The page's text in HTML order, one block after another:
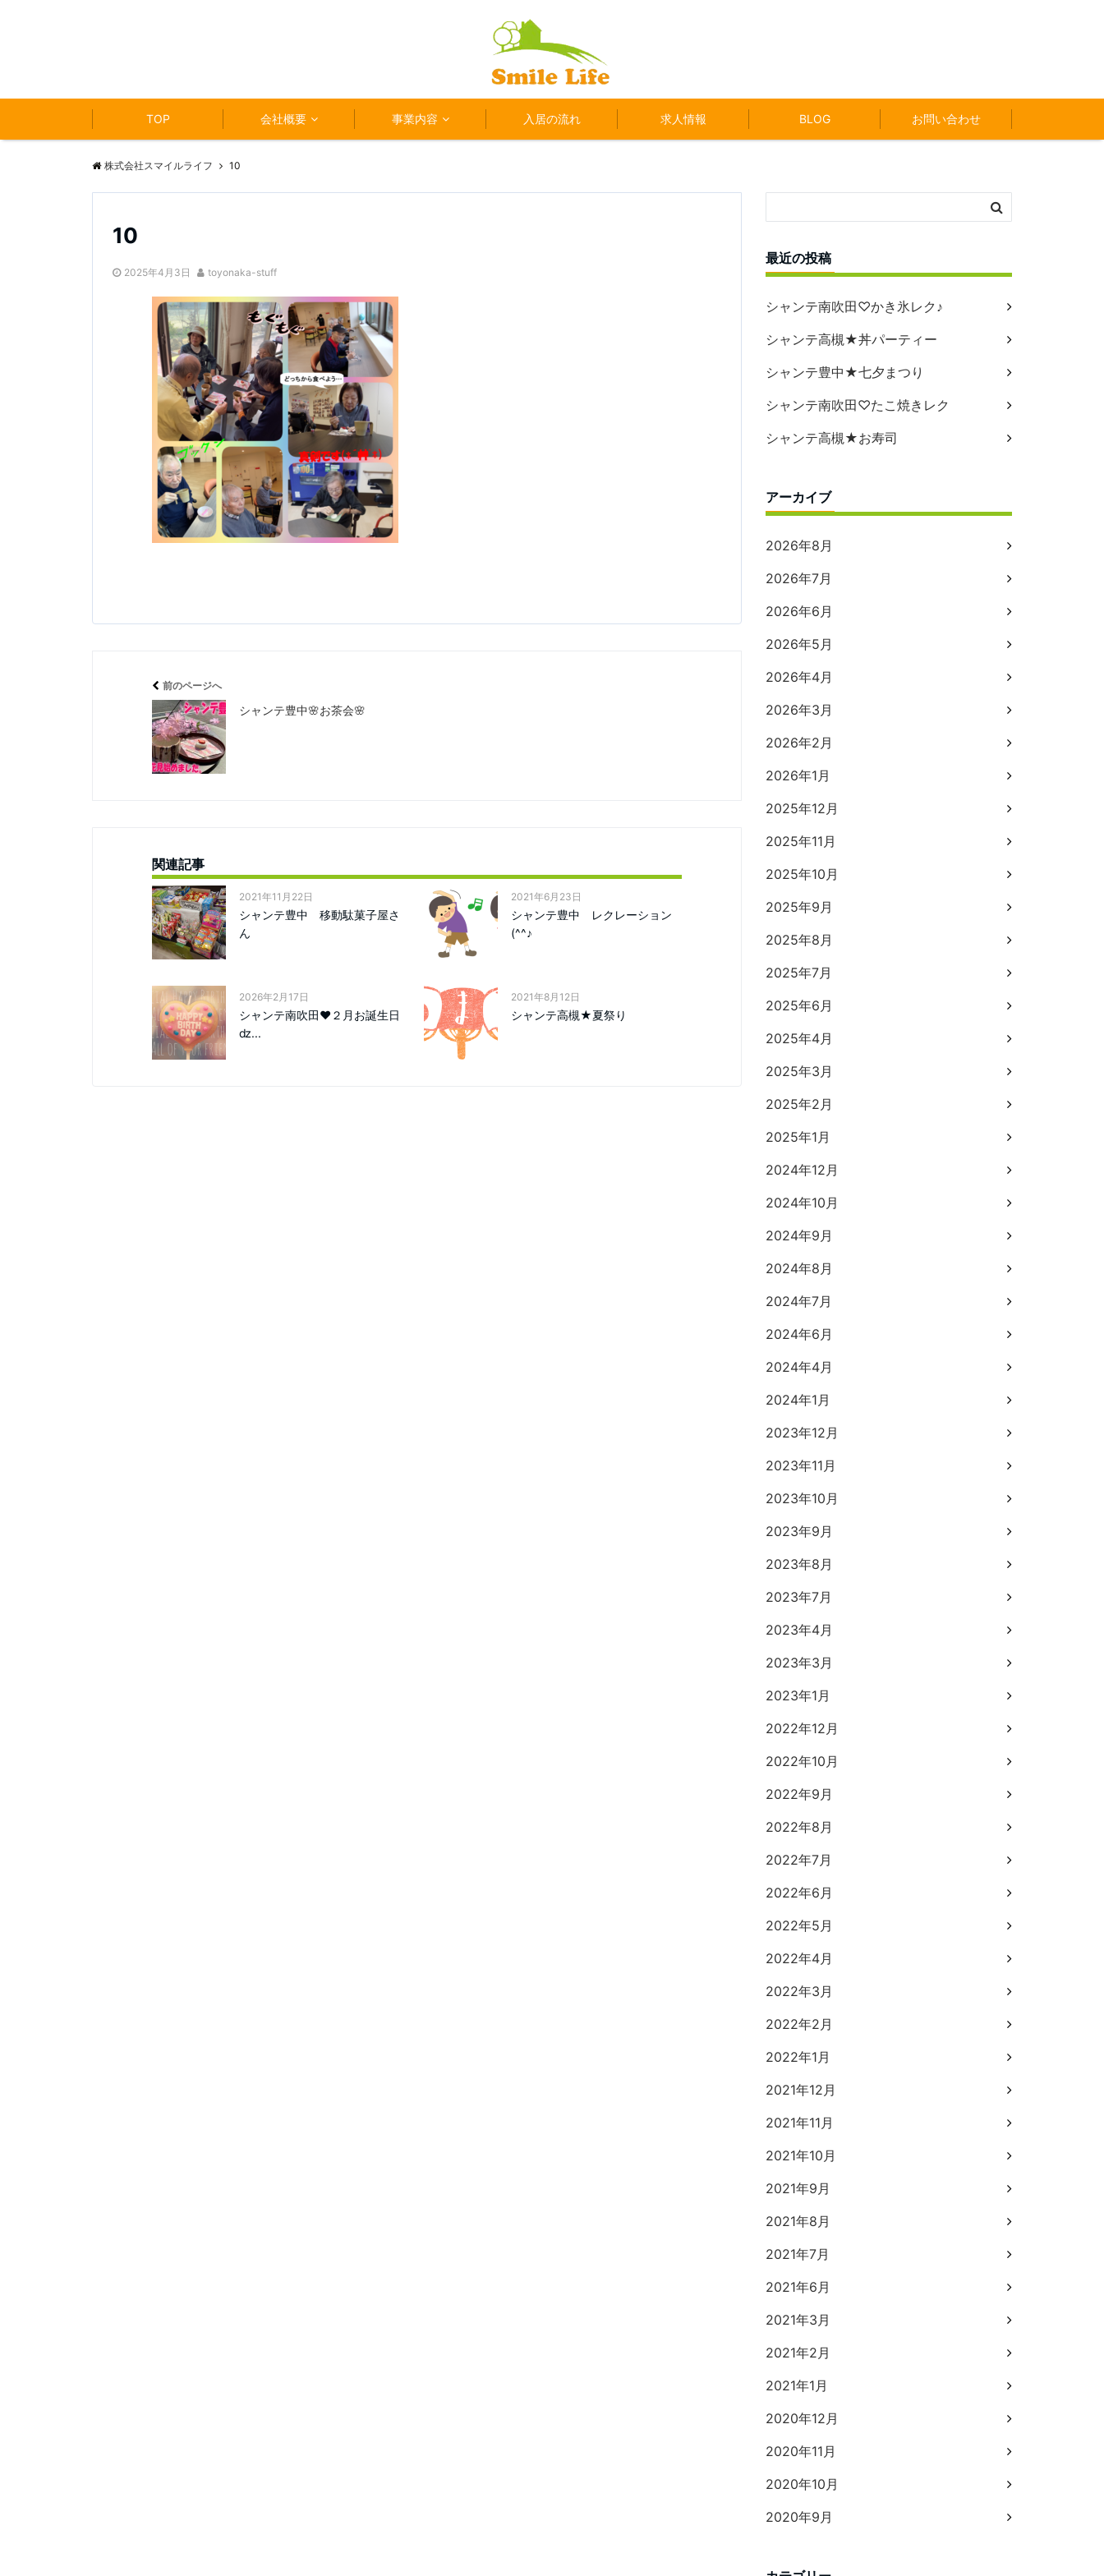
TOP 会社概要 事業内容 入居の流れ 求人情報 BLOG お問い合わせ
株式会社スマイルライフ 10
10
2025年4月3日 toyonaka-stuff
前のページへ
シャンテ豊中🌸お茶会🌸
関連記事
2021年11月22日
シャンテ豊中 移動駄菓子屋さ
ん
2021年6月23日
シャンテ豊中 レクレーション
(^^♪
2026年2月17日
シャンテ南吹田❤２月お誕生日
ǳ...
2021年8月12日
シャンテ高槻★夏祭り
最近の投稿
シャンテ南吹田♡かき氷レク♪
シャンテ高槻★丼パーティー
シャンテ豊中★七夕まつり
シャンテ南吹田♡たこ焼きレク
シャンテ高槻★お寿司
アーカイブ
2026年8月
2026年7月
2026年6月
2026年5月
2026年4月
2026年3月
2026年2月
2026年1月
2025年12月
2025年11月
2025年10月
2025年9月
2025年8月
2025年7月
2025年6月
2025年4月
2025年3月
2025年2月
2025年1月
2024年12月
2024年10月
2024年9月
2024年8月
2024年7月
2024年6月
2024年4月
2024年1月
2023年12月
2023年11月
2023年10月
2023年9月
2023年8月
2023年7月
2023年4月
2023年3月
2023年1月
2022年12月
2022年10月
2022年9月
2022年8月
2022年7月
2022年6月
2022年5月
2022年4月
2022年3月
2022年2月
2022年1月
2021年12月
2021年11月
2021年10月
2021年9月
2021年8月
2021年7月
2021年6月
2021年3月
2021年2月
2021年1月
2020年12月
2020年11月
2020年10月
2020年9月